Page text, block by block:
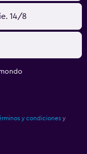
14/8
y condiciones y